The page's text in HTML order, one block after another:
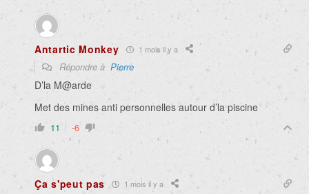
Antartic Monkey 1 mois il y a
Répondre à Pierre
D’la M@arde
Met des mines anti personnelles autour d’la piscine
11 -6
Ça s'peut pas 1 mois il y a